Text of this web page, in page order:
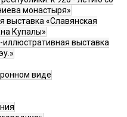
монастыря»
выставка «Славянская
Купалы»
выставка
виде